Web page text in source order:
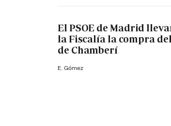
El PSOE de Madrid
la Fiscalía la compra
de Chamberí
E. Gómez